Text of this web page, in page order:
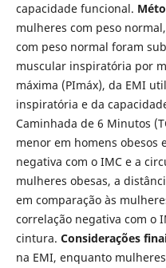
capacidade funcional.
mulheres com peso
com peso normal foram
muscular inspiratória por
máxima (PImáx), da EMI
inspiratória e da
Caminhada de 6 Minutos
menor em homens obesos
negativa com o IMC e a
mulheres obesas, a
em comparação às
correlação negativa com o
cintura. Considerações
na EMI, enquanto